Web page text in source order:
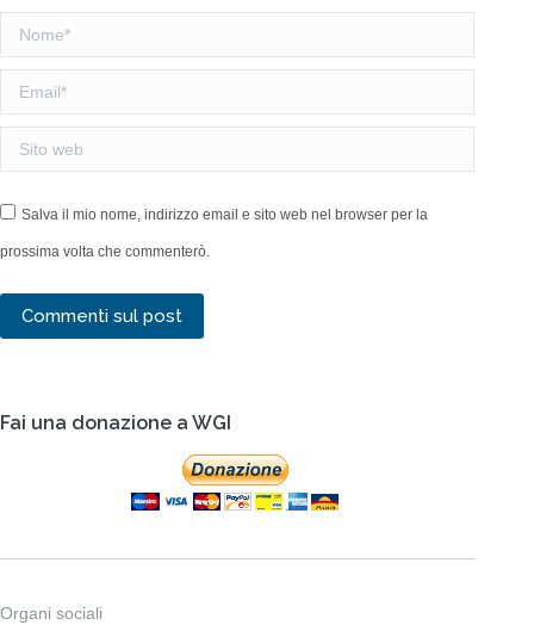
Nome *
Email *
Sito web
Salva il mio nome, indirizzo email e sito web nel browser per la
prossima volta che commenterò.
Commenti sul post
Fai una donazione a WGI
Organi sociali